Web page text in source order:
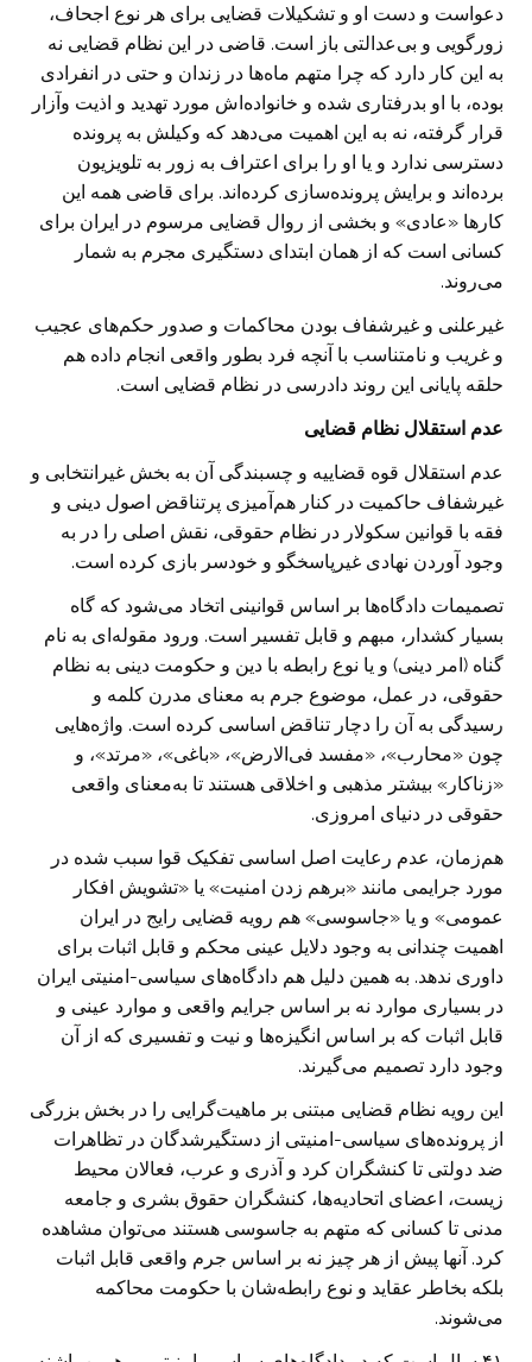
دعواست و دست او و تشکیلات قضایی برای هر نوع اجحاف،
زورگویی و بی‌عدالتی باز است. قاضی در این نظام قضایی نه
به این کار دارد که چرا متهم ماه‌ها در زندان و حتی در انفرادی
بوده، با او بدرفتاری شده و خانواده‌اش مورد تهدید و اذیت وآزار
قرار گرفته، نه به این اهمیت می‌دهد که وکیلش به پرونده
دسترسی ندارد و یا او را برای اعتراف به زور به تلویزیون
برده‌اند و برایش پرونده‌سازی کرده‌اند. برای قاضی همه این
کارها «عادی» و بخشی از روال قضایی مرسوم در ایران برای
کسانی است که از همان ابتدای دستگیری مجرم به شمار
می‌روند.
غیرعلنی و غیرشفاف بودن محاکمات و صدور حکم‌های عجیب
و غریب و نامتناسب با آنچه فرد بطور واقعی انجام داده هم
حلقه پایانی این روند دادرسی در نظام قضایی است.
عدم استقلال نظام قضایی
عدم استقلال قوه قضاییه و چسبندگی آن به بخش غیرانتخابی و
غیرشفاف حاکمیت در کنار هم‌آمیزی پرتناقض اصول دینی و
فقه با قوانین سکولار در نظام حقوقی، نقش اصلی را در به
وجود آوردن نهادی غیرپاسخگو و خودسر بازی کرده‌ است.
تصمیمات دادگاه‌ها بر اساس قوانینی اتخاد می‌شود که گاه
بسیار کشدار، مبهم و قابل تفسیر است. ورود مقوله‌ای به نام
گناه (امر دینی) و یا نوع رابطه با دین و حکومت دینی به نظام
حقوقی، در عمل، موضوع جرم به معنای مدرن کلمه و
رسیدگی به آن را دچار تناقض اساسی کرده است. واژه‌هایی
چون «محارب»، «مفسد فی‌الارض»، «باغی»، «مرتد»، و
«زناکار» بیشتر مذهبی و اخلاقی هستند تا به‌معنای واقعی
حقوقی در دنیای امروزی.
هم‌زمان، عدم رعایت اصل اساسی تفکیک قوا سبب شده در
مورد جرایمی مانند «برهم زدن امنیت» یا «تشویش افکار
عمومی» و یا «جاسوسی» هم رویه قضایی رایج در ایران
اهمیت چندانی به وجود دلایل عینی محکم و قابل اثبات برای
داوری ندهد. به همین دلیل هم دادگاه‌های سیاسی-امنیتی ایران
در بسیاری موارد نه بر اساس جرایم واقعی و موارد عینی و
قابل اثبات که بر اساس انگیزه‌ها و نیت و تفسیری که از آن
وجود دارد تصمیم می‌گیرند.
این رویه نظام قضایی مبتنی بر ماهیت‌گرایی را در بخش بزرگی
از پرونده‌های سیاسی-امنیتی از دستگیرشدگان در تظاهرات
ضد دولتی تا کنشگران کرد و آذری و عرب، فعالان محیط
زیست، اعضای اتحادیه‌ها، کنشگران حقوق بشری و جامعه
مدنی تا کسانی که متهم به جاسوسی هستند می‌توان مشاهده
کرد. آنها پیش از هر چیز نه بر اساس جرم واقعی قابل اثبات
بلکه بخاطر عقاید و نوع رابطه‌شان با حکومت محاکمه
می‌شوند.